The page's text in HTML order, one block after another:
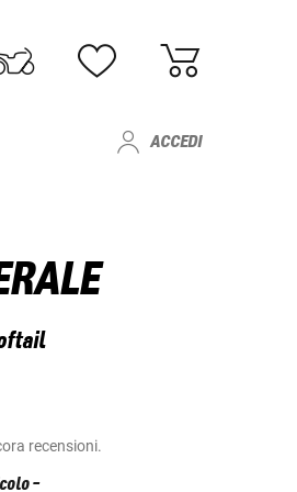
ACCEDI
recensioni.
-